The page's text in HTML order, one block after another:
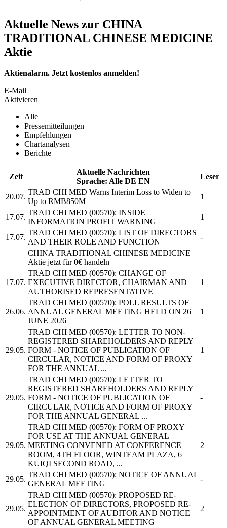
Aktuelle News zur CHINA
TRADITIONAL CHINESE MEDICINE
Aktie
Aktienalarm. Jetzt kostenlos anmelden!
E-Mail
Aktivieren
Alle
Pressemitteilungen
Empfehlungen
Chartanalysen
Berichte
Zeit
Aktuelle Nachrichten
Sprache: Alle DE EN
Leser
20.07.
TRAD CHI MED Warns Interim Loss to Widen to
Up to RMB850M
1
17.07.
TRAD CHI MED (00570): INSIDE
INFORMATION PROFIT WARNING
1
17.07.
TRAD CHI MED (00570): LIST OF DIRECTORS
AND THEIR ROLE AND FUNCTION
-
CHINA TRADITIONAL CHINESE MEDICINE
Aktie jetzt für 0€ handeln
17.07.
TRAD CHI MED (00570): CHANGE OF
EXECUTIVE DIRECTOR, CHAIRMAN AND
AUTHORISED REPRESENTATIVE
1
26.06.
TRAD CHI MED (00570): POLL RESULTS OF
ANNUAL GENERAL MEETING HELD ON 26
JUNE 2026
1
29.05.
TRAD CHI MED (00570): LETTER TO NON-
REGISTERED SHAREHOLDERS AND REPLY
FORM - NOTICE OF PUBLICATION OF
CIRCULAR, NOTICE AND FORM OF PROXY
FOR THE ANNUAL ...
1
29.05.
TRAD CHI MED (00570): LETTER TO
REGISTERED SHAREHOLDERS AND REPLY
FORM - NOTICE OF PUBLICATION OF
CIRCULAR, NOTICE AND FORM OF PROXY
FOR THE ANNUAL GENERAL ...
-
29.05.
TRAD CHI MED (00570): FORM OF PROXY
FOR USE AT THE ANNUAL GENERAL
MEETING CONVENED AT CONFERENCE
ROOM, 4TH FLOOR, WINTEAM PLAZA, 6
KUIQI SECOND ROAD, ...
2
29.05.
TRAD CHI MED (00570): NOTICE OF ANNUAL
GENERAL MEETING
-
29.05.
TRAD CHI MED (00570): PROPOSED RE-
ELECTION OF DIRECTORS, PROPOSED RE-
APPOINTMENT OF AUDITOR AND NOTICE
OF ANNUAL GENERAL MEETING
2